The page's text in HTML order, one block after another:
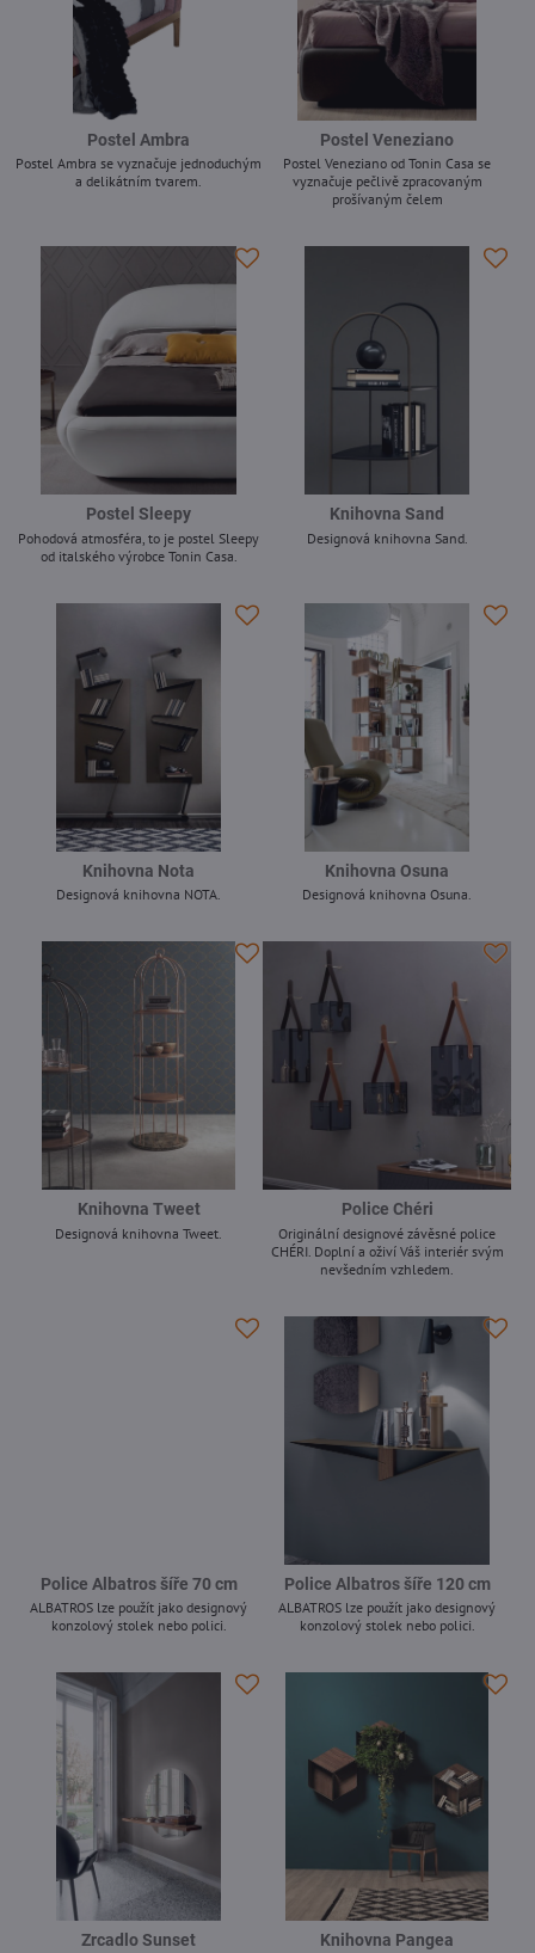
Postel Ambra
Postel Ambra se vyznačuje jednoduchým
a delikátním tvarem.
Postel Veneziano
Postel Veneziano od Tonin Casa se
vyznačuje pečlivě zpracovaným
prošívaným čelem
Postel Sleepy
Pohodová atmosféra, to je postel Sleepy
od italského výrobce Tonin Casa.
Knihovna Sand
Designová knihovna Sand.
Knihovna Nota
Designová knihovna NOTA.
Knihovna Osuna
Designová knihovna Osuna.
Knihovna Tweet
Designová knihovna Tweet.
Police Chéri
Originální designové závěsné police
CHÉRI. Doplní a oživí Váš interiér svým
nevšedním vzhledem.
Police Albatros šíře 70 cm
ALBATROS lze použít jako designový
konzolový stolek nebo polici.
Police Albatros šíře 120 cm
ALBATROS lze použít jako designový
konzolový stolek nebo polici.
Zrcadlo Sunset Knihovna Pangea